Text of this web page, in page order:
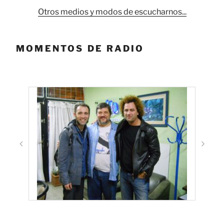
Otros medios y modos de escucharnos...
MOMENTOS DE RADIO